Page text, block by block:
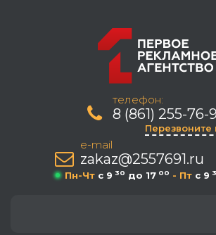
телефон:
8 (861) 255-76-
Перезвоните
e-mail
zakaz@2557691.ru
Пн-Чт c 9 30 до 17 00 - Пт c 9